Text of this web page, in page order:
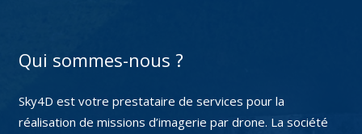
Qui sommes-nous ?
Sky4D est votre prestataire de services pour la
réalisation de missions d’imagerie par drone. La société